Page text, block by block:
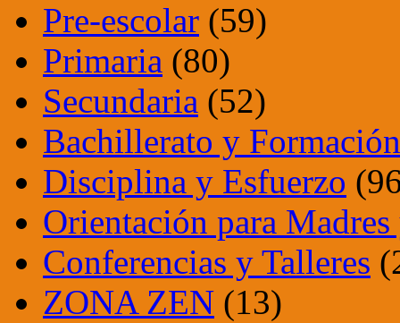
Pre-escolar (59)
Primaria (80)
Secundaria (52)
Bachillerato y
Disciplina y Esfuerzo
Orientación para Madres
Conferencias y Talleres
ZONA ZEN (13)